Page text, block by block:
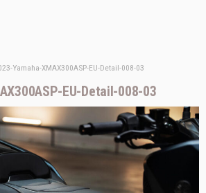
Yamaha-XMAX300ASP-EU-Detail-008-03
EU-Detail-008-03